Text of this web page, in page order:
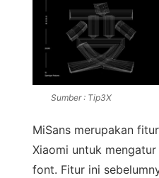
Sumber : Tip3X
MiSans merupakan
Xiaomi untuk
font. Fitur ini